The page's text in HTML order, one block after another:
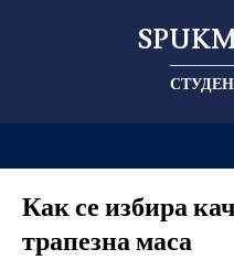
Как се избира
трапезна маса